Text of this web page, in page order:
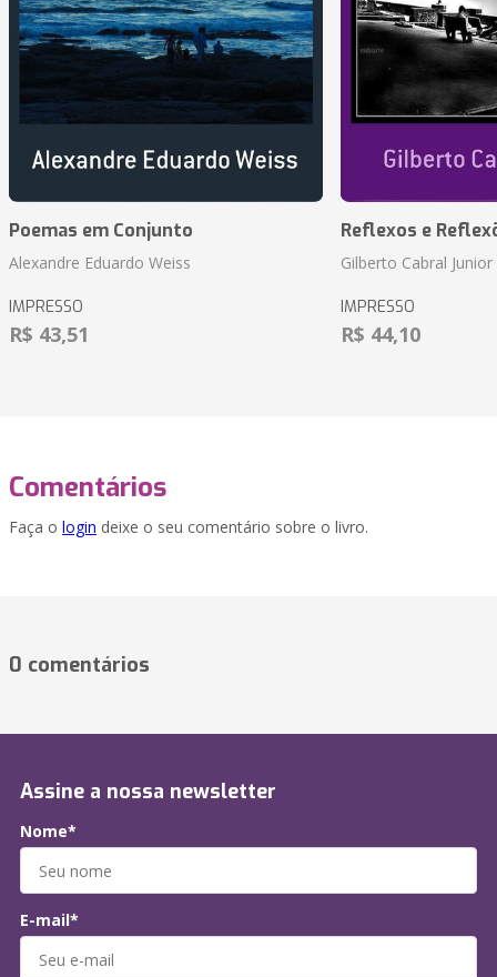
Poemas em Conjunto
Alexandre Eduardo Weiss
IMPRESSO
R$ 43,51
Reflexos e
Gilberto Cabral Junior
IMPRESSO
R$ 44,10
Comentários
Faça o login deixe o seu comentário sobre o livro.
0 comentários
Assine a nossa newsletter
Nome*
E-mail*